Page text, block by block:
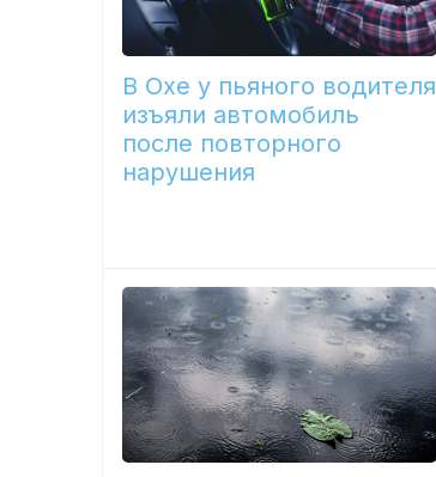
В Охе у пьяного водителя
изъяли автомобиль
после повторного
нарушения